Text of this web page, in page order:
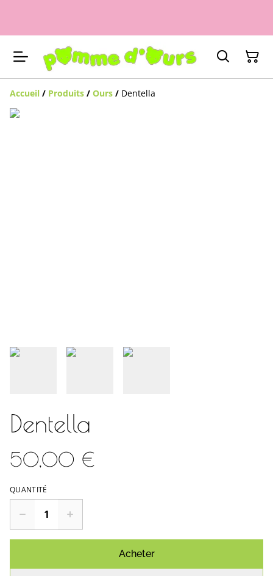
Accueil / Produits / Ours / Dentella
Dentella
50,00 €
QUANTITÉ
Acheter